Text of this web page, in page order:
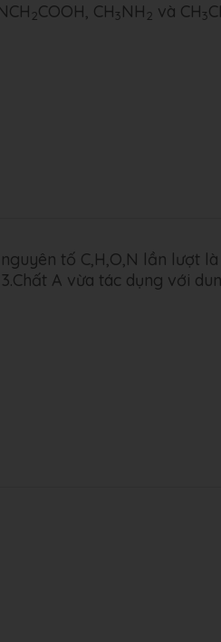
2COOH, CH3NH 2 và CH3
tố C,H,O,N lần lượt là
A vừa tác dụng với